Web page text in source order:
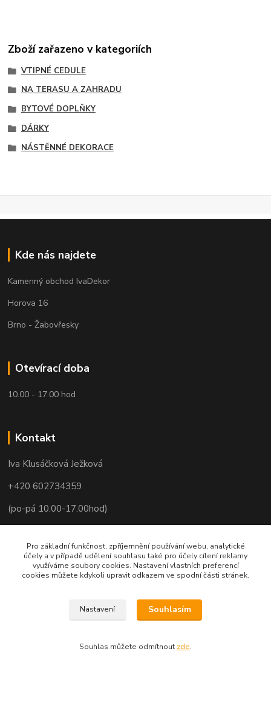
Zboží zařazeno v kategoriích
VTIPNÉ CEDULE
NA TERASU A ZAHRADU
BYTOVÉ DOPLŇKY
DÁRKY
NÁSTĚNNÉ DEKORACE
Kde nás najdete
Kamenný obchod IvaDekor
Horova 16
Brno - Žabovřesky
Otevírací doba
10.00 - 17.00 hod
Kontakt
Iva Klusáčková Ježková
+420 602734359
(po-pá 10.00-17.00hod)
Pro základní funkčnost, zpříjemnění používání webu, analytické
účely a v případě udělení souhlasu také pro účely cílení reklamy
využíváme soubory cookies. Nastavení vlastních preferencí
cookies můžete kdykoli upravit odkazem ve spodní části stránek.
Nastavení Souhlasím
Souhlas můžete odmítnout zde.